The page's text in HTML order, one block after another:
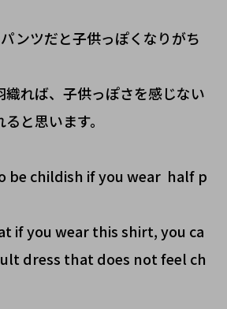
ンツだと子供っぽくなりがち
織れば、子供っぽさを感じない
と思います。
be childish if you wear half p
if you wear this shirt, you ca
dress that does not feel ch